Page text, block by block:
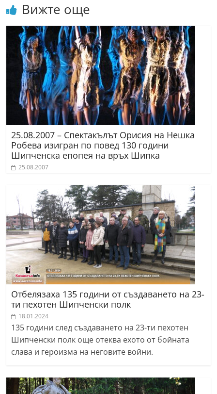
Вижте още
25.08.2007 – Спектакълът Орисия на Нешка
Робева изигран по повед 130 години
Шипченска епопея на връх Шипка
25.08.2007
Отбелязаха 135 години от създаването на 23-
ти пехотен Шипченски полк
18.01.2024
135 години след създаването на 23-ти пехотен
Шипченски полк още отеква ехото от бойната
слава и героизма на неговите войни.